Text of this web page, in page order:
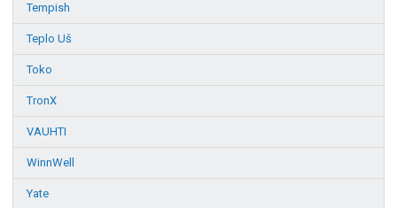
Tempish
Teplo Uš
Toko
TronX
VAUHTI
WinnWell
Yate